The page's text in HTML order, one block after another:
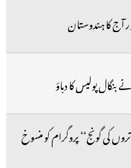
آج کا ہندوستان
بنگال پولیس کا دباؤ
کی گونج‘‘ پروگرام کو منسوخ